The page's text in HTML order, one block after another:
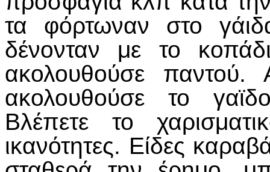
τα φόρτωναν στο
δένονταν με το
ακολουθούσε
ακολουθούσε το
Βλέπετε το
ικανότητες. Είδες